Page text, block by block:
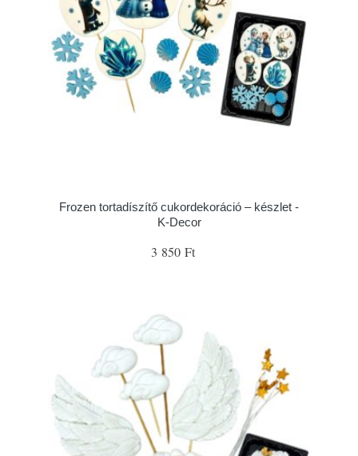
Frozen tortadíszítő cukordekoráció – készlet -
K-Decor
3 850 Ft